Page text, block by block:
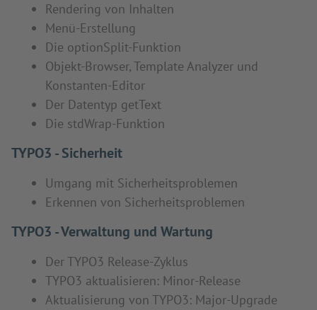
Rendering von Inhalten
Menü-Erstellung
Die optionSplit-Funktion
Objekt-Browser, Template Analyzer und
Konstanten-Editor
Der Datentyp getText
Die stdWrap-Funktion
TYPO3 - Sicherheit
Umgang mit Sicherheitsproblemen
Erkennen von Sicherheitsproblemen
TYPO3 - Verwaltung und Wartung
Der TYPO3 Release-Zyklus
TYPO3 aktualisieren: Minor-Release
Aktualisierung von TYPO3: Major-Upgrade